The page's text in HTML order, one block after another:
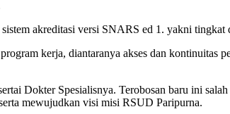
akreditasi versi SNARS ed 1. yakni tingkat
kerja, diantaranya akses dan kontinuitas
Dokter Spesialisnya. Terobosan baru ini
mewujudkan visi misi RSUD Paripurna.